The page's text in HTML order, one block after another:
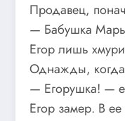
Продавец,
— Бабушка
Егор лишь
Однажды, когда
— Егорушка! —
Егор замер. В